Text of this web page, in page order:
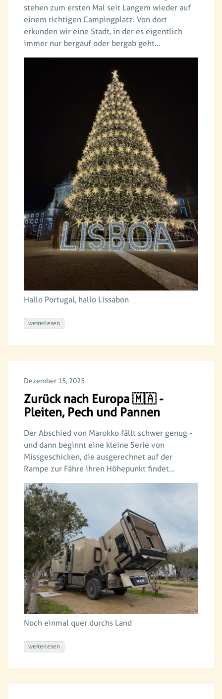
stehen zum ersten Mal seit Langem wieder auf
einem richtigen Campingplatz. Von dort
erkunden wir eine Stadt, in der es eigentlich
immer nur bergauf oder bergab geht…
Hallo Portugal, hallo Lissabon
weiterlesen
Dezember 15, 2025
Zurück nach Europa 🇲🇦 -
Pleiten, Pech und Pannen
Der Abschied von Marokko fällt schwer genug -
und dann beginnt eine kleine Serie von
Missgeschicken, die ausgerechnet auf der
Rampe zur Fähre ihren Höhepunkt findet…
Noch einmal quer durchs Land
weiterlesen